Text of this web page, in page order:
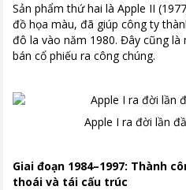
Sản phẩm thứ hai là Apple II
đồ họa màu, đã giúp công ty
đô la vào năm 1980. Đây cũng
bán cổ phiếu ra công chúng.
Apple I ra đời lần
Giai đoạn 1984–1997: Thành
thoái và tái cấu trúc